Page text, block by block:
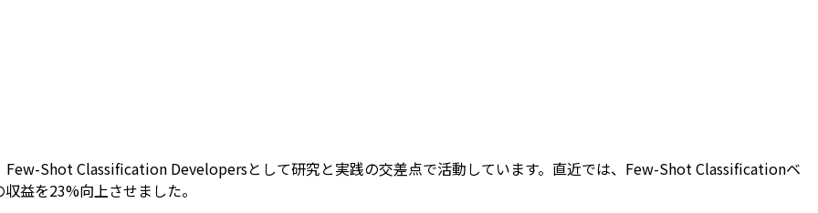
Shot Classification Developersとして研究と実践の交差点で活動しています。直近では、Few-Shot Classificationベ
益を23%向上させました。